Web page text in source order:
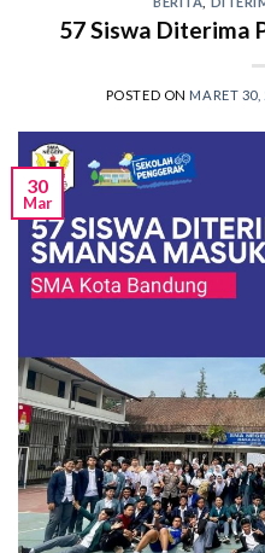
57 Siswa Diterima
POSTED ON MARET 30,
30
Mar